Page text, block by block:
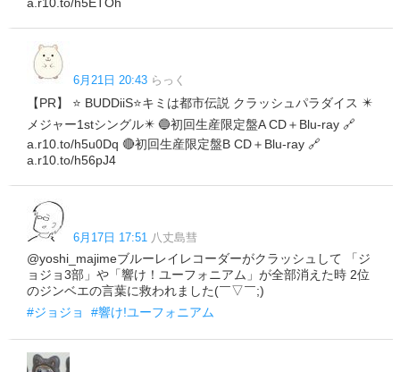
6月21日 20:43 らっく
【PR】 ⭐️ BUDDiiS⭐️キミは都市伝説 クラッシュパラダイス ✴️
メジャー1stシングル✴️ 🔵初回生産限定盤A CD＋Blu-ray 🔗
a.r10.to/h5u0Dq 🔴初回生産限定盤B CD＋Blu-ray 🔗
a.r10.to/h56pJ4
6月17日 17:51 八丈島彗
@yoshi_majimeブルーレイレコーダーがクラッシュして 「ジ
ョジョ3部」や「響け！ユーフォニアム」が全部消えた時 2位
のジンベエの言葉に救われました(￣▽￣;)
#ジョジョ
#響け!ユーフォニアム